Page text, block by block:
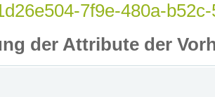
7f9e-480a-
der Attribute der